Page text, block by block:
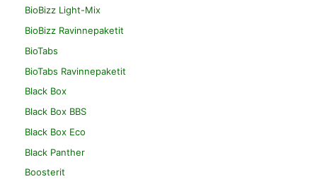
BioBizz Light-Mix
BioBizz Ravinnepaketit
BioTabs
BioTabs Ravinnepaketit
Black Box
Black Box BBS
Black Box Eco
Black Panther
Boosterit